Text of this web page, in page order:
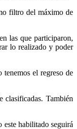
filtro del máximo de
las que participaron,
lo realizado y poder
el regreso de
clasificadas. También
este habilitado seguirá